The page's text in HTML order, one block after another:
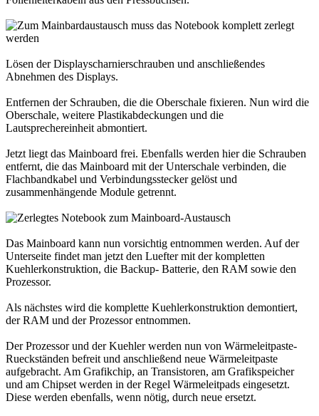
Lösen der Displayscharnierschrauben und anschließendes
Abnehmen des Displays.
Entfernen der Schrauben, die die Oberschale fixieren. Nun wird die
Oberschale, weitere Plastikabdeckungen und die
Lautsprechereinheit abmontiert.
Jetzt liegt das Mainboard frei. Ebenfalls werden hier die Schrauben
entfernt, die das Mainboard mit der Unterschale verbinden, die
Flachbandkabel und Verbindungsstecker gelöst und
zusammenhängende Module getrennt.
Das Mainboard kann nun vorsichtig entnommen werden. Auf der
Unterseite findet man jetzt den Luefter mit der kompletten
Kuehlerkonstruktion, die Backup- Batterie, den RAM sowie den
Prozessor.
Als nächstes wird die komplette Kuehlerkonstruktion demontiert,
der RAM und der Prozessor entnommen.
Der Prozessor und der Kuehler werden nun von Wärmeleitpaste-
Rueckständen befreit und anschließend neue Wärmeleitpaste
aufgebracht. Am Grafikchip, an Transistoren, am Grafikspeicher
und am Chipset werden in der Regel Wärmeleitpads eingesetzt.
Diese werden ebenfalls, wenn nötig, durch neue ersetzt.